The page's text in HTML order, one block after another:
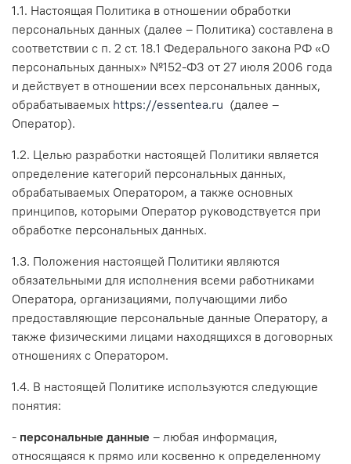
1.1. Настоящая Политика в отношении обработки
персональных данных (далее – Политика) составлена в
соответствии с п. 2 ст. 18.1 Федерального закона РФ «О
персональных данных» №152-ФЗ от 27 июля 2006 года
и действует в отношении всех персональных данных,
обрабатываемых https://essentea.ru (далее –
Оператор).
1.2. Целью разработки настоящей Политики является
определение категорий персональных данных,
обрабатываемых Оператором, а также основных
принципов, которыми Оператор руководствуется при
обработке персональных данных.
1.3. Положения настоящей Политики являются
обязательными для исполнения всеми работниками
Оператора, организациями, получающими либо
предоставляющие персональные данные Оператору, а
также физическими лицами находящихся в договорных
отношениях с Оператором.
1.4. В настоящей Политике используются следующие
понятия:
- персональные данные – любая информация,
относящаяся к прямо или косвенно к определенному